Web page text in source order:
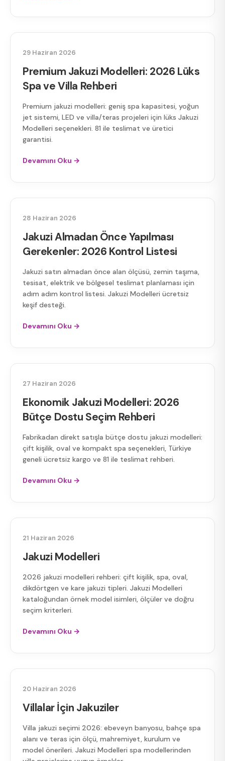
29 Haziran 2026
Premium Jakuzi Modelleri: 2026 Lüks
Spa ve Villa Rehberi
Premium jakuzi modelleri: geniş spa kapasitesi, yoğun
jet sistemi, LED ve villa/teras projeleri için lüks Jakuzi
Modelleri seçenekleri. 81 ile teslimat ve üretici
garantisi.
Devamını Oku →
28 Haziran 2026
Jakuzi Almadan Önce Yapılması
Gerekenler: 2026 Kontrol Listesi
Jakuzi satın almadan önce alan ölçüsü, zemin taşıma,
tesisat, elektrik ve bölgesel teslimat planlaması için
adım adım kontrol listesi. Jakuzi Modelleri ücretsiz
keşif desteği.
Devamını Oku →
27 Haziran 2026
Ekonomik Jakuzi Modelleri: 2026
Bütçe Dostu Seçim Rehberi
Fabrikadan direkt satışla bütçe dostu jakuzi modelleri:
çift kişilik, oval ve kompakt spa seçenekleri, Türkiye
geneli ücretsiz kargo ve 81 ile teslimat rehberi.
Devamını Oku →
21 Haziran 2026
Jakuzi Modelleri
2026 jakuzi modelleri rehberi: çift kişilik, spa, oval,
dikdörtgen ve kare jakuzi tipleri. Jakuzi Modelleri
kataloğundan örnek model isimleri, ölçüler ve doğru
seçim kriterleri.
Devamını Oku →
20 Haziran 2026
Villalar İçin Jakuziler
Villa jakuzi seçimi 2026: ebeveyn banyosu, bahçe spa
alanı ve teras için ölçü, mahremiyet, kurulum ve
model önerileri. Jakuzi Modelleri spa modellerinden